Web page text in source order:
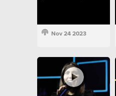
Nov 24 2023